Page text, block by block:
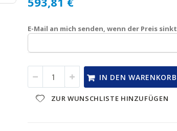
E-Mail an mich senden, wenn der Preis sinkt
IN DEN WARENKORB
ZUR WUNSCHLISTE HINZUFÜGEN